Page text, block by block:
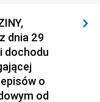
dnia 29
dochodu
o
od